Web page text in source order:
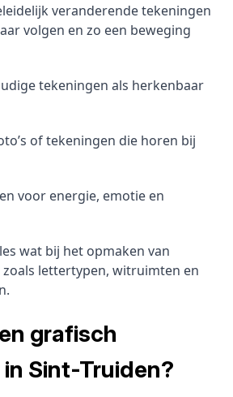
veranderende tekeningen
volgen en zo een beweging
tekeningen als herkenbaar
of tekeningen die horen bij
voor energie, emotie en
wat bij het opmaken van
lettertypen, witruimten en
grafisch
Sint-Truiden?